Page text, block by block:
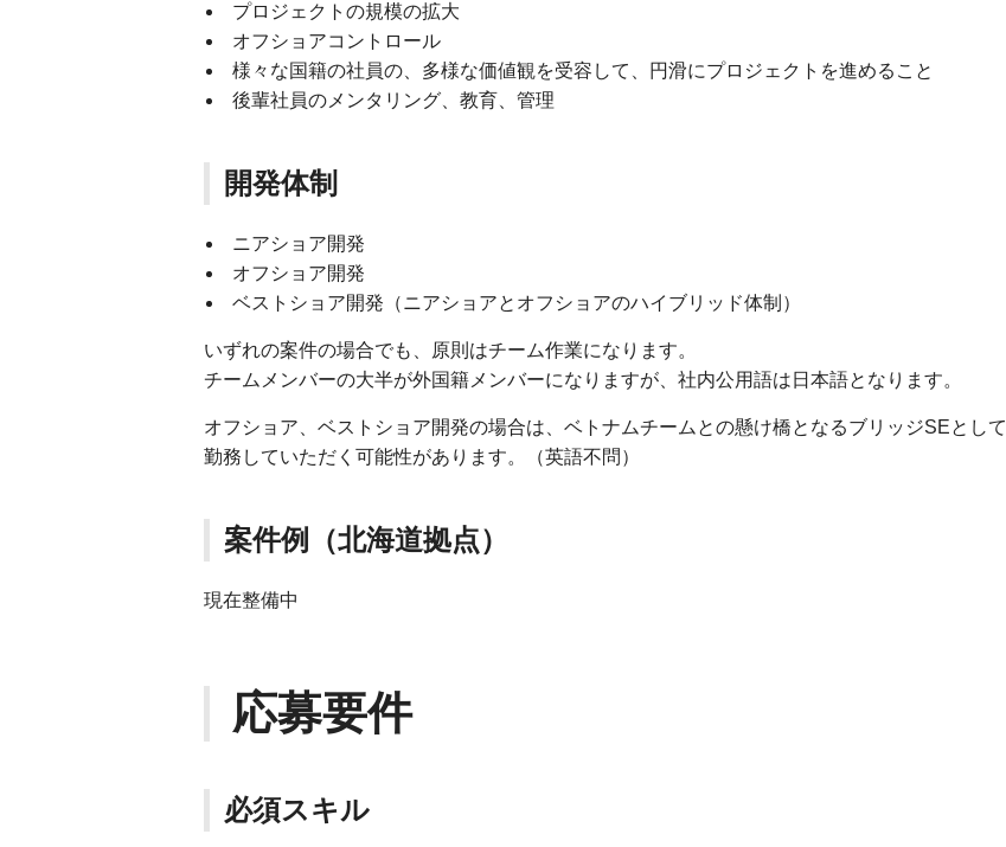
プロジェクトの規模の拡大
オフショアコントロール
様々な国籍の社員の、多様な価値観を受容して、円滑にプロジェクトを進めること
後輩社員のメンタリング、教育、管理
開発体制
ニアショア開発
オフショア開発
ベストショア開発（ニアショアとオフショアのハイブリッド体制）
いずれの案件の場合でも、原則はチーム作業になります。
チームメンバーの大半が外国籍メンバーになりますが、社内公用語は日本語となります。
オフショア、ベストショア開発の場合は、ベトナムチームとの懸け橋となるブリッジSEとして
勤務していただく可能性があります。（英語不問）
案件例（北海道拠点）
現在整備中
応募要件
必須スキル